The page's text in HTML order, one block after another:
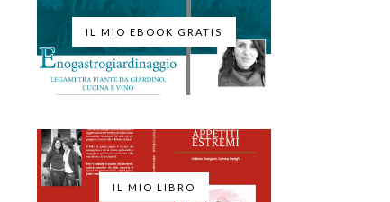
IL MIO EBOOK GRATIS
IL MIO LIBRO